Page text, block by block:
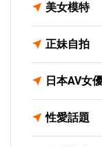
美女模特
正妹自拍
日本AV女
性愛話題